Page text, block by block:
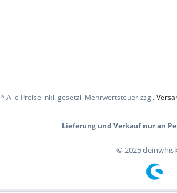
* Alle Preise inkl. gesetzl. Mehrwertsteuer zzgl.
Lieferung und Verkauf nur an
© 2025